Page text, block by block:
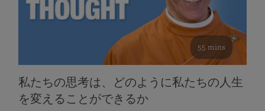
55 mins
私たちの思考は、どのように私たちの人生
を変えることができるか